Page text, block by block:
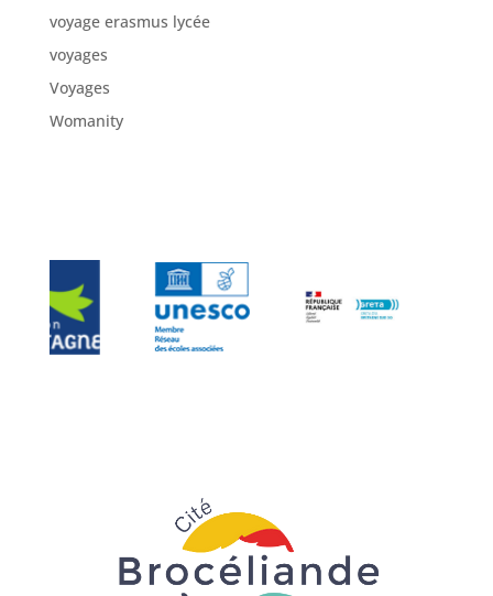
voyage erasmus lycée
voyages
Voyages
Womanity